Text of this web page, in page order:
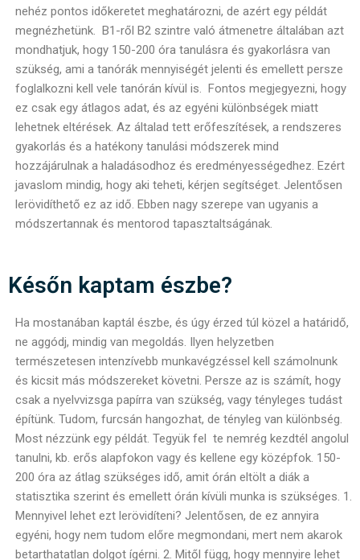
nehéz pontos időkeretet meghatározni, de azért egy példát
megnézhetünk. B1-ről B2 szintre való átmenetre általában azt
mondhatjuk, hogy 150-200 óra tanulásra és gyakorlásra van
szükség, ami a tanórák mennyiségét jelenti és emellett persze
foglalkozni kell vele tanórán kívül is. Fontos megjegyezni, hogy
ez csak egy átlagos adat, és az egyéni különbségek miatt
lehetnek eltérések. Az általad tett erőfeszítések, a rendszeres
gyakorlás és a hatékony tanulási módszerek mind
hozzájárulnak a haladásodhoz és eredményességedhez. Ezért
javaslom mindig, hogy aki teheti, kérjen segítséget. Jelentősen
lerövidíthető ez az idő. Ebben nagy szerepe van ugyanis a
módszertannak és mentorod tapasztaltságának.
Későn kaptam észbe?
Ha mostanában kaptál észbe, és úgy érzed túl közel a határidő,
ne aggódj, mindig van megoldás. Ilyen helyzetben
természetesen intenzívebb munkavégzéssel kell számolnunk
és kicsit más módszereket követni. Persze az is számít, hogy
csak a nyelvvizsga papírra van szükség, vagy tényleges tudást
építünk. Tudom, furcsán hangozhat, de tényleg van különbség.
Most nézzünk egy példát. Tegyük fel te nemrég kezdtél angolul
tanulni, kb. erős alapfokon vagy és kellene egy középfok. 150-
200 óra az átlag szükséges idő, amit órán eltölt a diák a
statisztika szerint és emellett órán kívüli munka is szükséges. 1.
Mennyivel lehet ezt lerövidíteni? Jelentősen, de ez annyira
egyéni, hogy nem tudom előre megmondani, mert nem akarok
betarthatatlan dolgot ígérni. 2. Mitől függ, hogy mennyire lehet